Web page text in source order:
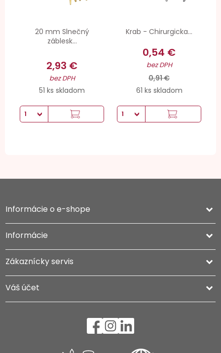
20 mm Slnečný
záblesk...
2,93 €
bez DPH
51 ks skladom
Krab - Chirurgicka...
0,54 €
bez DPH
0,91 €
61 ks skladom
Informácie o e-shope keyboard_arrow_down
Informácie 
Zákaznícky servis 
Váš účet 